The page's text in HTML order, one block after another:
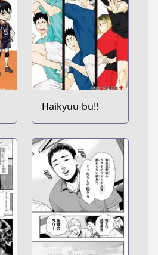
Haikyuu-bu!!